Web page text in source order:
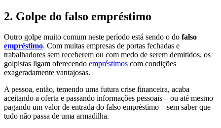
2. Golpe do falso empréstimo
Outro golpe muito comum neste período está sendo o do falso
empréstimo. Com muitas empresas de portas fechadas e
trabalhadores sem receberem ou com medo de serem demitidos, os
golpistas ligam oferecendo empréstimos com condições
exageradamente vantajosas.
A pessoa, então, temendo uma futura crise financeira, acaba
aceitando a oferta e passando informações pessoais – ou até mesmo
pagando um valor de entrada do falso empréstimo – sem saber que
tudo não passa de uma armadilha.